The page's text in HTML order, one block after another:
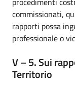
commissionati,
rapporti possa
professionale o
V – 5. Sui
Territorio